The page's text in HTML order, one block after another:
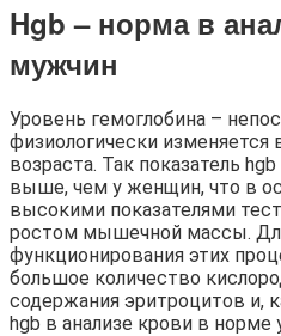
Hgb – норма в
мужчин
Уровень гемоглобина –
физиологически изменяется
возраста. Так показатель
выше, чем у женщин, что в
высокими показателями
ростом мышечной массы.
функционирования этих
большое количество
содержания эритроцитов и,
hgb в анализе крови в норме